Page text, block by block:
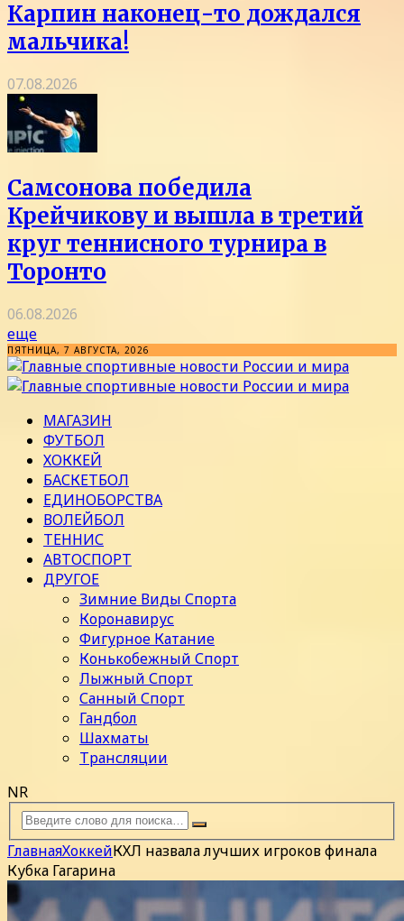
Карпин наконец-то дождался
мальчика!
07.08.2026
Самсонова победила
Крейчикову и вышла в третий
круг теннисного турнира в
Торонто
06.08.2026
еще
ПЯТНИЦА, 7 АВГУСТА, 2026
МАГАЗИН
ФУТБОЛ
ХОККЕЙ
БАСКЕТБОЛ
ЕДИНОБОРСТВА
ВОЛЕЙБОЛ
ТЕННИС
АВТОСПОРТ
ДРУГОЕ
Зимние Виды Спорта
Коронавирус
Фигурное Катание
Конькобежный Спорт
Лыжный Спорт
Санный Спорт
Гандбол
Шахматы
Трансляции
NR
ГлавнаяХоккейКХЛ назвала лучших игроков финала
Кубка Гагарина